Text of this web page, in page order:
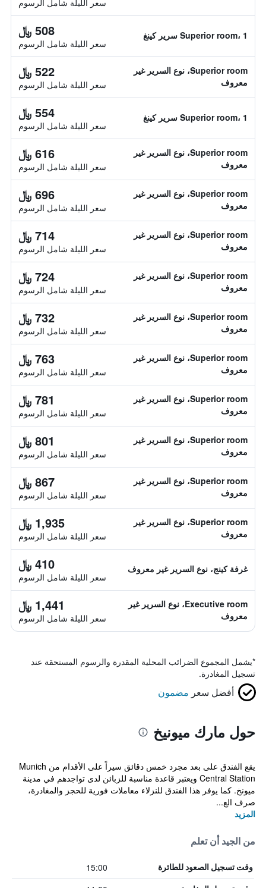
سعر الليلة شامل الرسوم
Superior room، 1 سرير كينغ 508 ﷼
سعر الليلة شامل الرسوم
Superior room، نوع السرير غير
معروف
522 ﷼
سعر الليلة شامل الرسوم
Superior room، 1 سرير كينغ 554 ﷼
سعر الليلة شامل الرسوم
Superior room، نوع السرير غير
معروف
616 ﷼
سعر الليلة شامل الرسوم
Superior room، نوع السرير غير
معروف
696 ﷼
سعر الليلة شامل الرسوم
Superior room، نوع السرير غير
معروف
714 ﷼
سعر الليلة شامل الرسوم
Superior room، نوع السرير غير
معروف
724 ﷼
سعر الليلة شامل الرسوم
Superior room، نوع السرير غير
معروف
732 ﷼
سعر الليلة شامل الرسوم
Superior room، نوع السرير غير
معروف
763 ﷼
سعر الليلة شامل الرسوم
Superior room، نوع السرير غير
معروف
781 ﷼
سعر الليلة شامل الرسوم
Superior room، نوع السرير غير
معروف
801 ﷼
سعر الليلة شامل الرسوم
Superior room، نوع السرير غير
معروف
867 ﷼
سعر الليلة شامل الرسوم
Superior room، نوع السرير غير
معروف
1,935 ﷼
سعر الليلة شامل الرسوم
غرفة كينج، نوع السرير غير معروف 410 ﷼
سعر الليلة شامل الرسوم
Executive room، نوع السرير غير
معروف
1,441 ﷼
سعر الليلة شامل الرسوم
*يشمل المجموع الضرائب المحلية المقدرة والرسوم المستحقة عند
تسجيل المغادرة.
أفضل سعر مضمون
حول مارك ميونيخ
يقع الفندق على بعد مجرد خمس دقائق سيراً على الأقدام من Munich
Central Station ويعتبر قاعدة مناسبة للزبائن لدى تواجدهم في مدينة
ميونخ. كما يوفر هذا الفندق للنزلاء معاملات فورية للحجز والمغادرة،
صرف الع...
المزيد
من الجيد أن تعلم
وقت تسجيل الصعود للطائرة 15:00